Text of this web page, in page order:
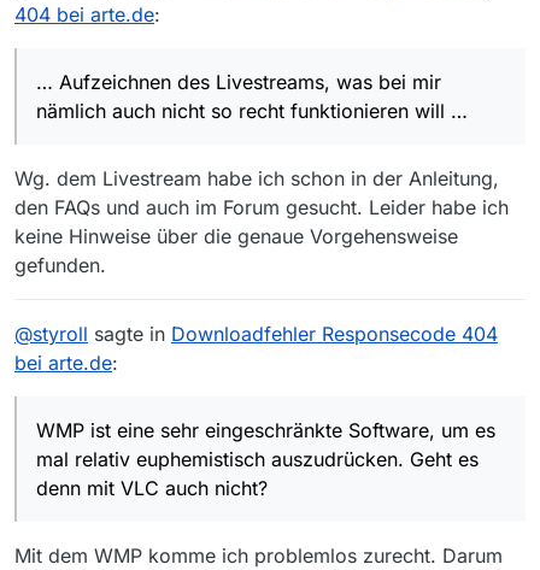
404 bei arte.de:
… Aufzeichnen des Livestreams, was bei mir
nämlich auch nicht so recht funktionieren will …
Wg. dem Livestream habe ich schon in der Anleitung,
den FAQs und auch im Forum gesucht. Leider habe ich
keine Hinweise über die genaue Vorgehensweise
gefunden.
@styroll sagte in Downloadfehler Responsecode 404
bei arte.de:
WMP ist eine sehr eingeschränkte Software, um es
mal relativ euphemistisch auszudrücken. Geht es
denn mit VLC auch nicht?
Mit dem WMP komme ich problemlos zurecht. Darum